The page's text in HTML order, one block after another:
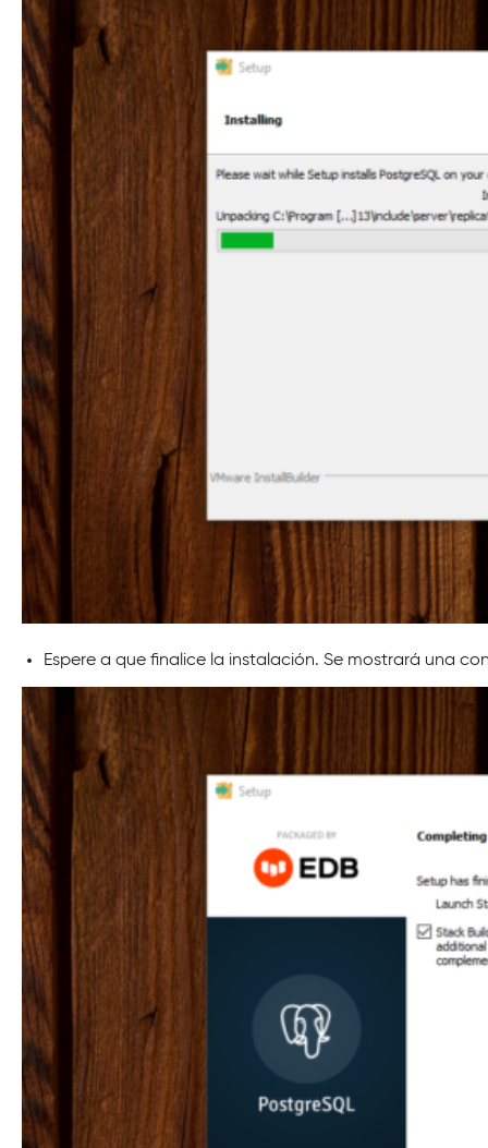
Espere a que finalice la instalación. Se mostrará una